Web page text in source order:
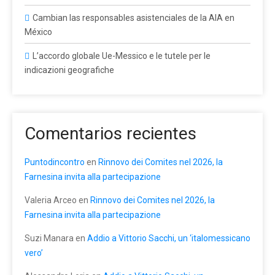
Cambian las responsables asistenciales de la AIA en
México
L’accordo globale Ue-Messico e le tutele per le
indicazioni geografiche
Comentarios recientes
Puntodincontro en Rinnovo dei Comites nel 2026, la
Farnesina invita alla partecipazione
Valeria Arceo en Rinnovo dei Comites nel 2026, la
Farnesina invita alla partecipazione
Suzi Manara en Addio a Vittorio Sacchi, un ‘italomessicano
vero’